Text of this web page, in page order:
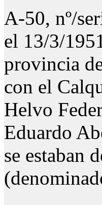
A-50, nº/
el 13/3/
provincia
con el
Helvo
Eduardo
se estaban